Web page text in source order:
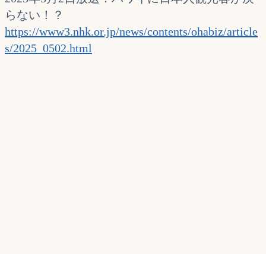
らない！？
https://www3.nhk.or.jp/news/contents/ohabiz/article
s/2025_0502.html